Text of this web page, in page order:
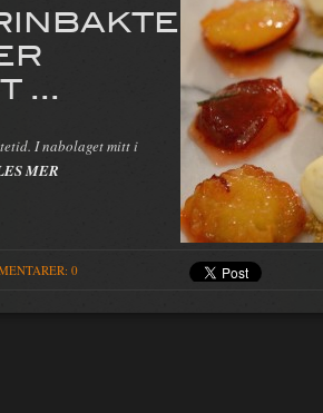
...
I nabolaget mitt i
MER
0